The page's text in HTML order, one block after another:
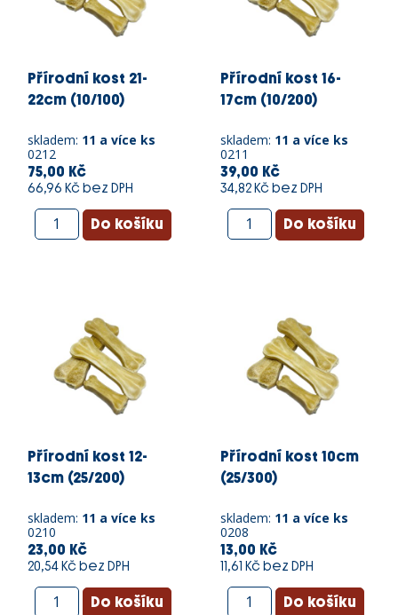
Přírodní kost 21-
22cm (10/100)
skladem: 11 a více ks
0212
75,00 Kč
66,96 Kč bez DPH
Přírodní kost 16-
17cm (10/200)
skladem: 11 a více ks
0211
39,00 Kč
34,82 Kč bez DPH
Přírodní kost 12-
13cm (25/200)
skladem: 11 a více ks
0210
23,00 Kč
20,54 Kč bez DPH
Přírodní kost 10cm
(25/300)
skladem: 11 a více ks
0208
13,00 Kč
11,61 Kč bez DPH